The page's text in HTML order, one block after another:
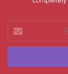
your
Email